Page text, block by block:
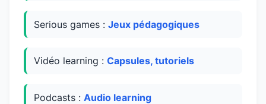
Serious games : Jeux pédagogiques
Vidéo learning : Capsules, tutoriels
Podcasts : Audio learning